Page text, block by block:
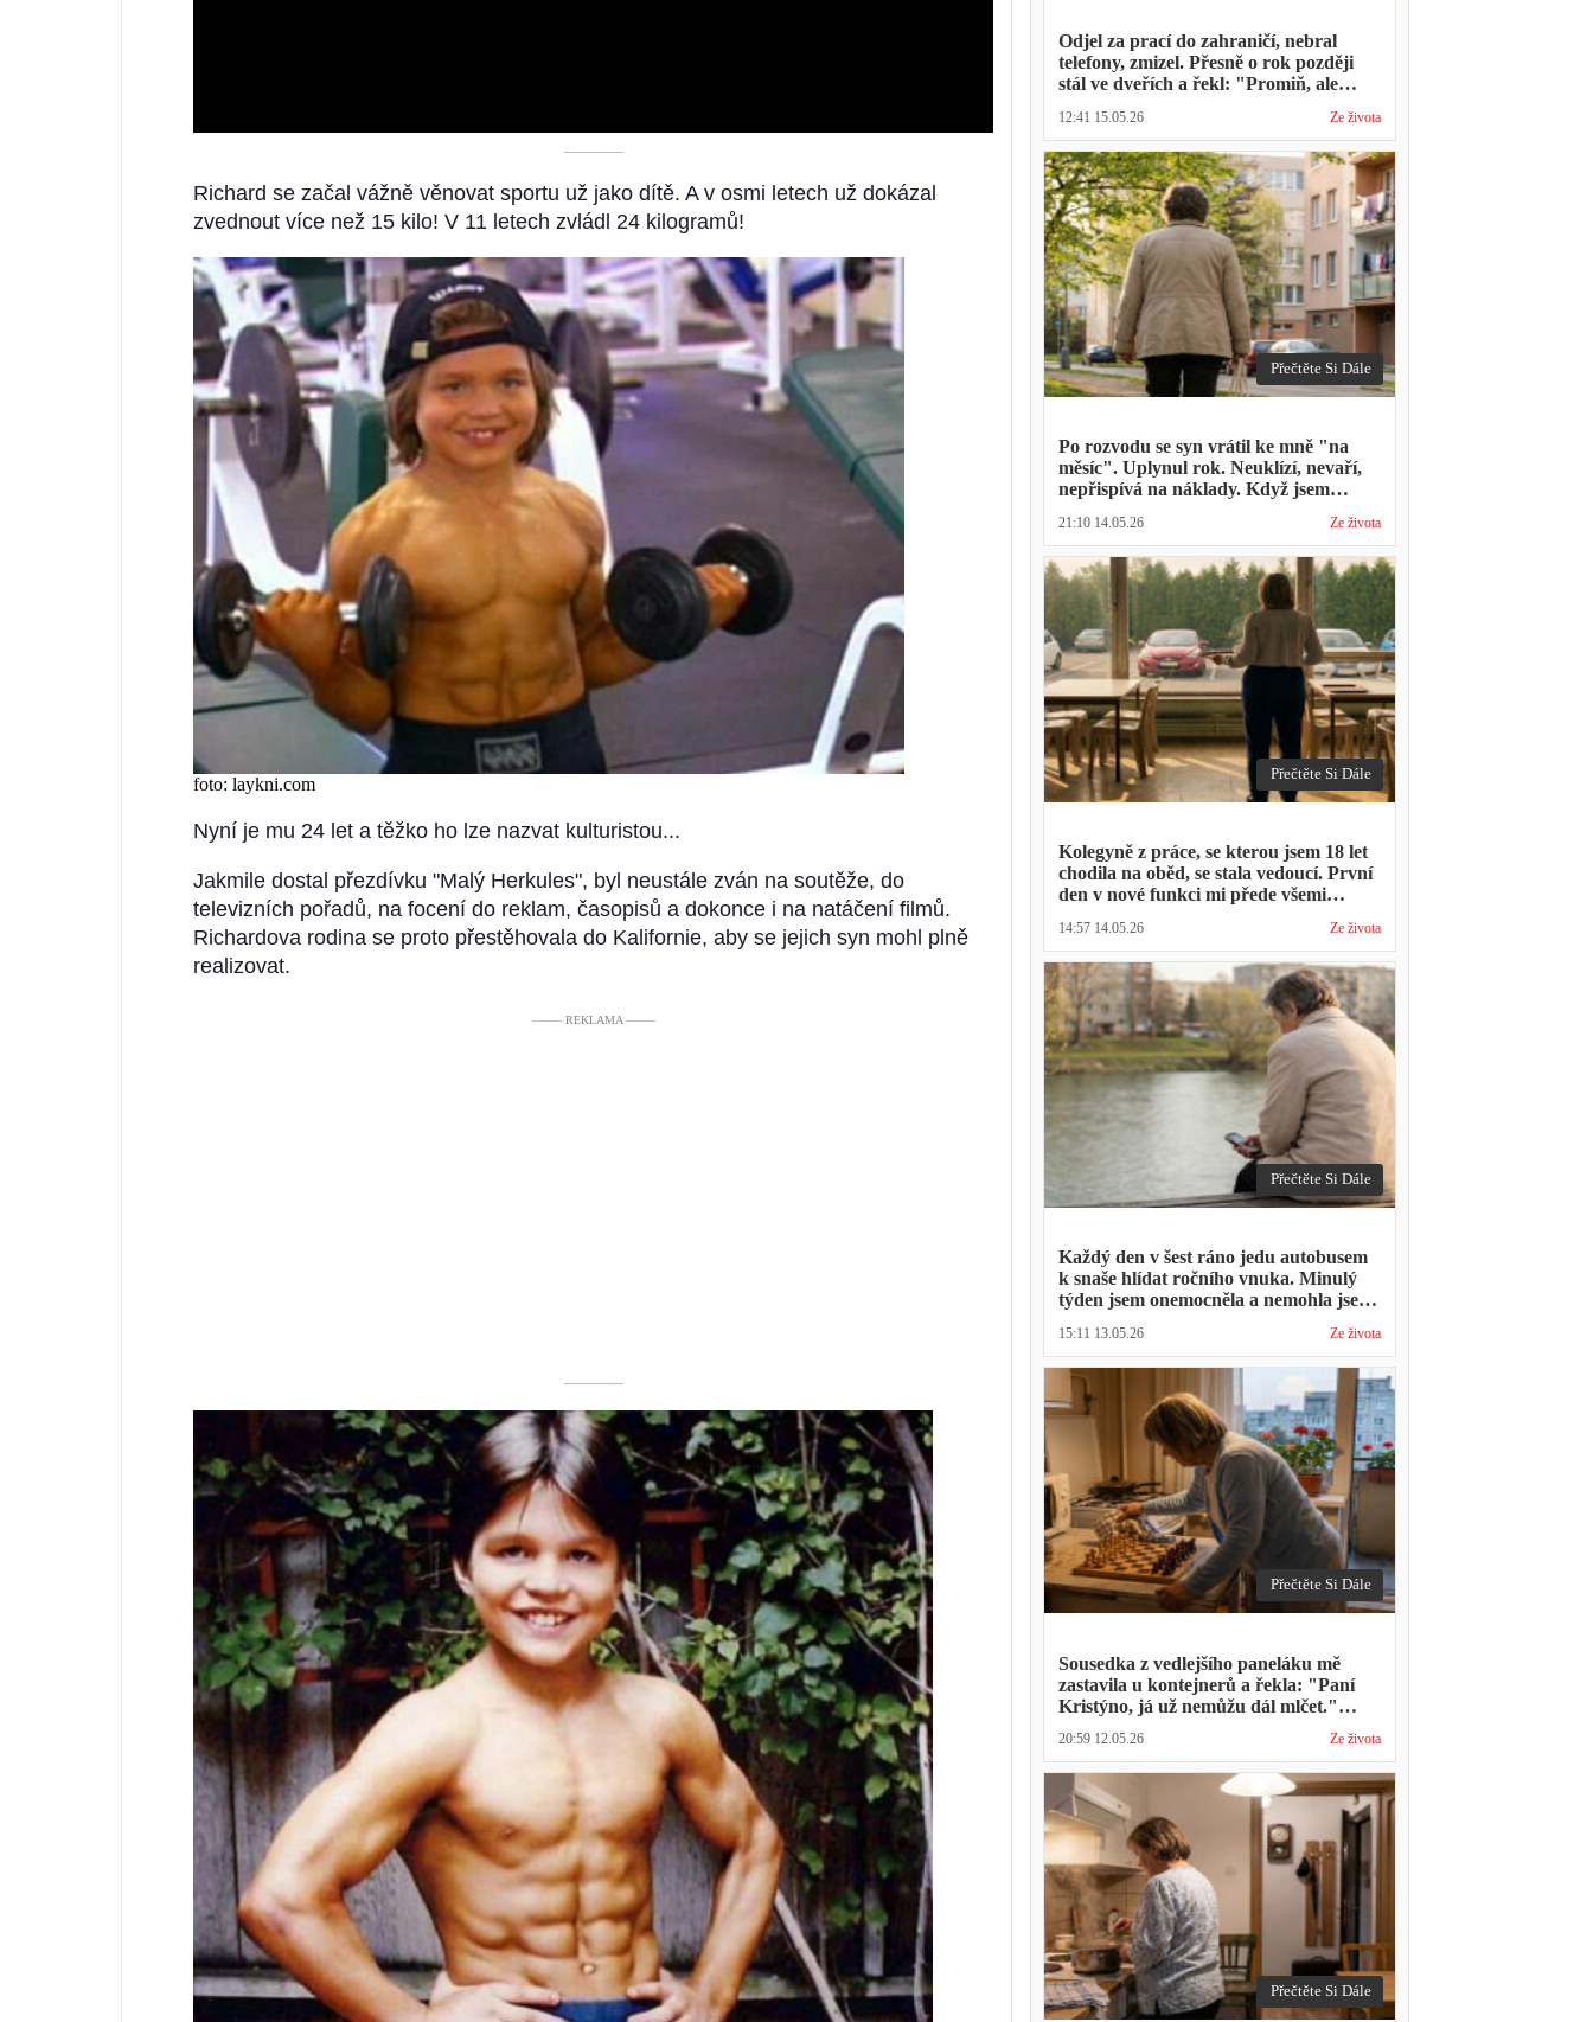
––––––––––
Richard se začal vážně věnovat sportu už jako dítě. A v osmi letech už dokázal
zvednout více než 15 kilo! V 11 letech zvládl 24 kilogramů!
foto: laykni.com
Nyní je mu 24 let a těžko ho lze nazvat kulturistou...
Jakmile dostal přezdívku "Malý Herkules", byl neustále zván na soutěže, do
televizních pořadů, na focení do reklam, časopisů a dokonce i na natáčení filmů.
Richardova rodina se proto přestěhovala do Kalifornie, aby se jejich syn mohl plně
realizovat.
––––– REKLAMA –––––
––––––––––
Odjel za prací do zahraničí, nebral
telefony, zmizel. Přesně o rok později
stál ve dveřích a řekl: "Promiň, ale
12:41 15.05.26 Ze života
Přečtěte Si Dále
Po rozvodu se syn vrátil ke mně "na
měsíc". Uplynul rok. Neuklízí, nevaří,
nepřispívá na náklady. Když jsem
přece nevyhodíš vlastní dítě."
21:10 14.05.26 Ze života
Přečtěte Si Dále
Kolegyně z práce, se kterou jsem 18 let
chodila na oběd, se stala vedoucí. První
den v nové funkci mi přede všemi
Přestávka trvala stejně jako vždycky
14:57 14.05.26 Ze života
Přečtěte Si Dále
Každý den v šest ráno jedu autobusem
k snaše hlídat ročního vnuka. Minulý
týden jsem onemocněla a nemohla jsem
den volna. Víš, kolik nás to stálo?"
15:11 13.05.26 Ze života
Přečtěte Si Dále
Sousedka z vedlejšího paneláku mě
zastavila u kontejnerů a řekla: "Paní
Kristýno, já už nemůžu dál mlčet."
manžela ve čtvrtky na lavičce před
lékárnou s tou samou ženou
20:59 12.05.26 Ze života
Přečtěte Si Dále